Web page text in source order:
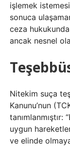
işlemek
sonuca
ceza
ancak nesnel
Nitekim suça
Kanunu’nun
uygun
ve elinde